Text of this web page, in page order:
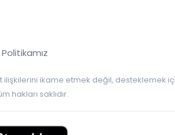
ikame etmek değil, desteklemek
hakları saklıdır.